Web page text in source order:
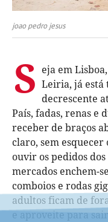
joao pedro jesus
S eja em
Leiria, já está
decrescente
País, fadas, renas e
receber de braços
claro, sem
ouvir os pedidos
mercados enchem-
comboios e rodas
adultos ficam de
e aproveite para